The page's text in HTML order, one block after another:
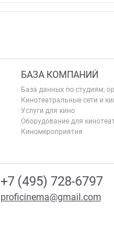
БАЗА КОМПАНИЙ
База данных по студиям,
Кинотеатральные сети и
Услуги для кино
Оборудование для
Киномероприятия
+7 (495) 728-6797
proficinema@gmail.com